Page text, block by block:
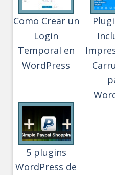
Como Crear un
Login
Temporal en
WordPress
5 plugins
WordPress de